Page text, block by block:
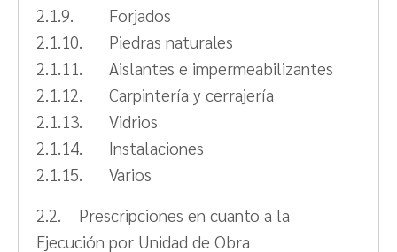
2.1.9. Forjados
2.1.10. Piedras naturales
2.1.11. Aislantes e impermeabilizantes
2.1.12. Carpintería y cerrajería
2.1.13. Vidrios
2.1.14. Instalaciones
2.1.15. Varios
2.2. Prescripciones en cuanto a la
Ejecución por Unidad de Obra